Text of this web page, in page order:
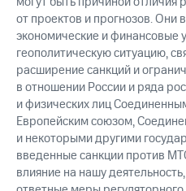
от проектов и прогнозов. Они
экономические и финансовые
геополитическую ситуацию,
расширение санкций и
в отношении России и ряда
и физических лиц
Европейским союзом,
и некоторыми другими
введенные санкции против
влияние на нашу